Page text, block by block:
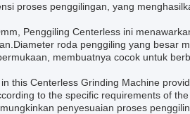
proses penggilingan, yang
Penggiling Centerless ini
roda penggiling yang besar
membuatnya cocok untuk
this Centerless Grinding Machine
to the specific requirements of
penyesuaian proses